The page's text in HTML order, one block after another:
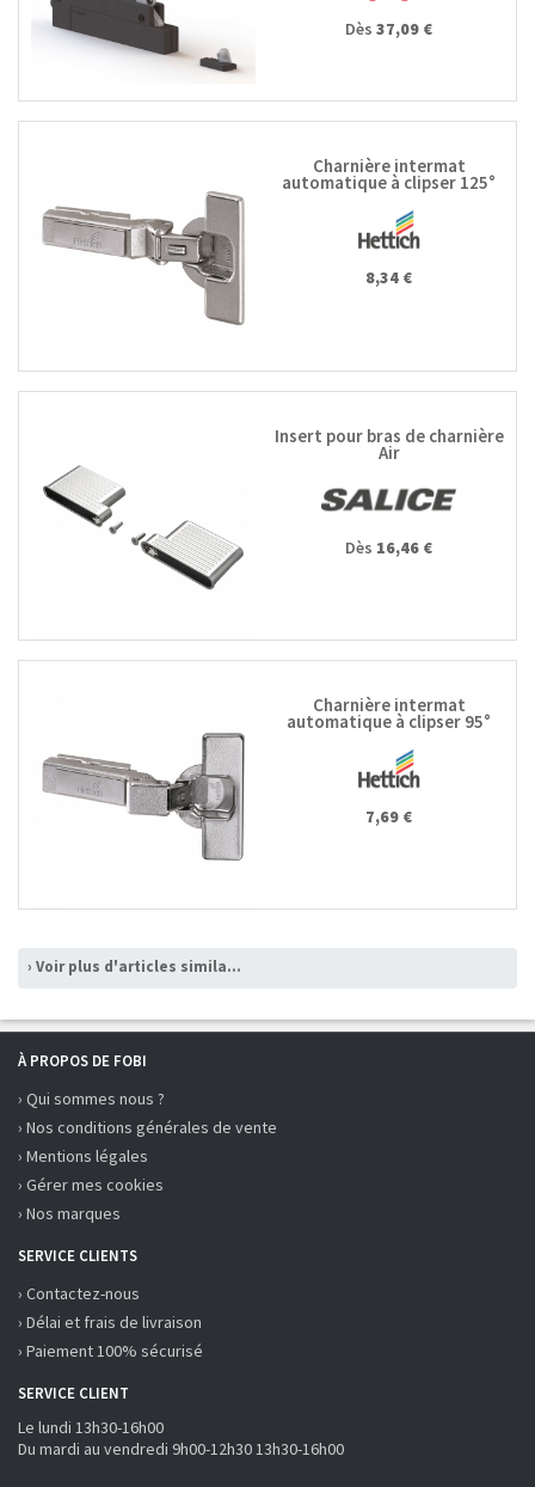
Dès 37,09 €
Charnière intermat
automatique à clipser 125°
9944 W-45
8,34 €
Insert pour bras de charnière
Air
Dès 16,46 €
Charnière intermat
automatique à clipser 95°
9936 W20
7,69 €
› Voir plus d'articles similaires
À PROPOS DE FOBI
› Qui sommes nous ?
› Nos conditions générales de vente
› Mentions légales
› Gérer mes cookies
› Nos marques
SERVICE CLIENTS
› Contactez-nous
› Délai et frais de livraison
› Paiement 100% sécurisé
SERVICE CLIENT
Le lundi 13h30-16h00
Du mardi au vendredi 9h00-12h30 13h30-16h00